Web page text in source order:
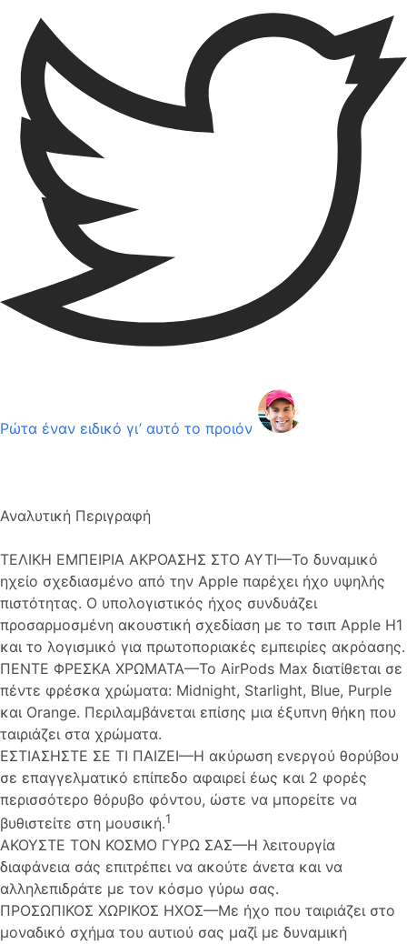
Ρώτα έναν ειδικό γι’ αυτό το προιόν
Αναλυτική Περιγραφή
ΤΕΛΙΚΗ ΕΜΠΕΙΡΙΑ ΑΚΡΟΑΣΗΣ ΣΤΟ ΑΥΤΙ—Το δυναμικό
ηχείο σχεδιασμένο από την Apple παρέχει ήχο υψηλής
πιστότητας. Ο υπολογιστικός ήχος συνδυάζει
προσαρμοσμένη ακουστική σχεδίαση με το τσιπ Apple H1
και το λογισμικό για πρωτοποριακές εμπειρίες ακρόασης.
ΠΕΝΤΕ ΦΡΕΣΚΑ ΧΡΩΜΑΤΑ—Το AirPods Max διατίθεται σε
πέντε φρέσκα χρώματα: Midnight, Starlight, Blue, Purple
και Orange. Περιλαμβάνεται επίσης μια έξυπνη θήκη που
ταιριάζει στα χρώματα.
ΕΣΤΙΑΣΗΣΤΕ ΣΕ ΤΙ ΠΑΙΖΕΙ—Η ακύρωση ενεργού θορύβου
σε επαγγελματικό επίπεδο αφαιρεί έως και 2 φορές
περισσότερο θόρυβο φόντου, ώστε να μπορείτε να
βυθιστείτε στη μουσική.1
ΑΚΟΥΣΤΕ ΤΟΝ ΚΟΣΜΟ ΓΥΡΩ ΣΑΣ—Η λειτουργία
διαφάνεια σάς επιτρέπει να ακούτε άνετα και να
αλληλεπιδράτε με τον κόσμο γύρω σας.
ΠΡΟΣΩΠΙΚΟΣ ΧΩΡΙΚΟΣ ΗΧΟΣ—Με ήχο που ταιριάζει στο
μοναδικό σχήμα του αυτιού σας μαζί με δυναμική